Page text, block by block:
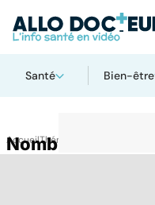
Santé Bien-être
AccueilThématiques
Nombril